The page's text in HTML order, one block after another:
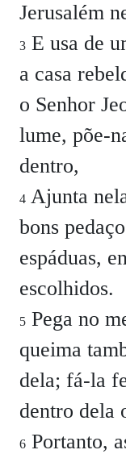
Jerusalém
3 E usa de
a casa
o Senhor
lume, põe-
dentro,
4 Ajunta
bons
espáduas,
escolhidos.
5 Pega no
queima
dela; fá-la
dentro dela
6 Portanto,